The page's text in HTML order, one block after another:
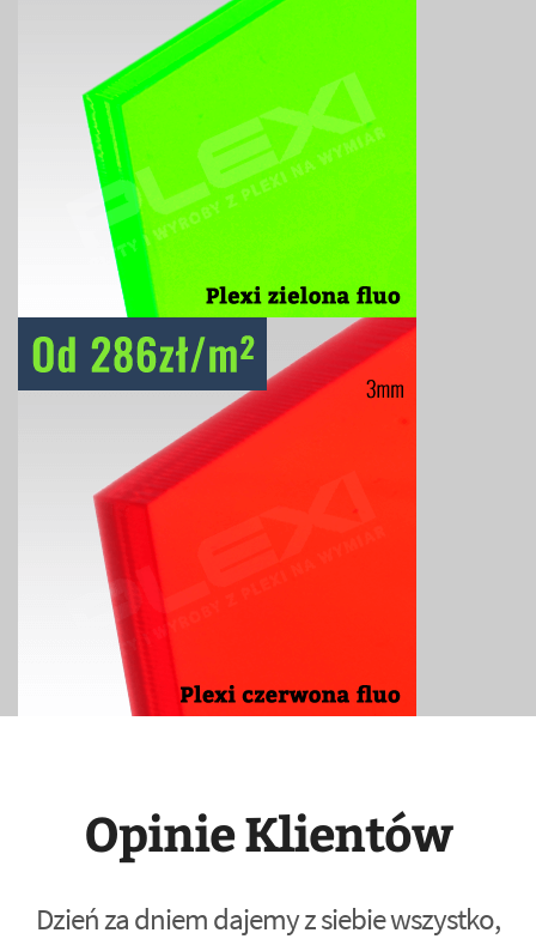
Opinie Klientów
Dzień za dniem dajemy z siebie wszystko,